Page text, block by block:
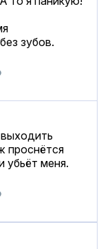
зубов.
проснётся
убьёт меня.